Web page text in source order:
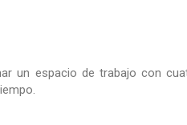
un espacio de trabajo con